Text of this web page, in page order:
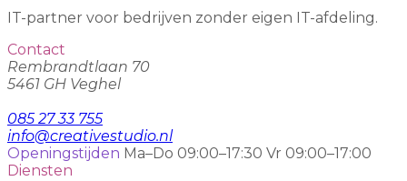
IT-partner voor bedrijven zonder eigen IT-afdeling.
Contact
Rembrandtlaan 70
5461 GH Veghel
085 27 33 755
info@creativestudio.nl
Openingstijden Ma–Do 09:00–17:30 Vr 09:00–17:00
Diensten